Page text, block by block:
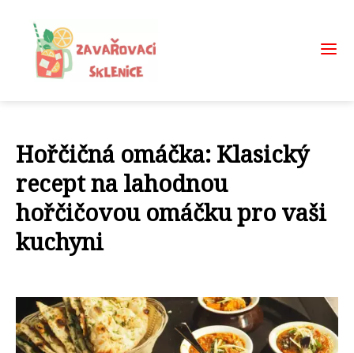
Hořčičná omáčka: Klasický
recept na lahodnou
hořčičovou omáčku pro vaši
kuchyni